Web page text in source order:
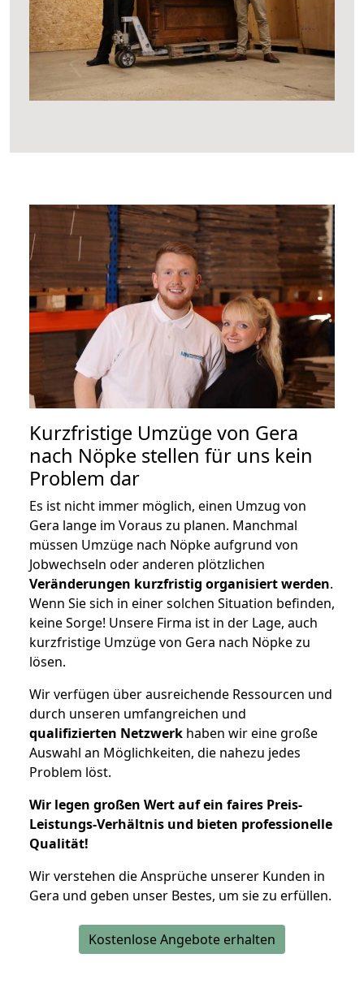
Kurzfristige Umzüge von Gera
nach Nöpke stellen für uns kein
Problem dar
Es ist nicht immer möglich, einen Umzug von
Gera lange im Voraus zu planen. Manchmal
müssen Umzüge nach Nöpke aufgrund von
Jobwechseln oder anderen plötzlichen
Veränderungen kurzfristig organisiert werden.
Wenn Sie sich in einer solchen Situation befinden,
keine Sorge! Unsere Firma ist in der Lage, auch
kurzfristige Umzüge von Gera nach Nöpke zu
lösen.
Wir verfügen über ausreichende Ressourcen und
durch unseren umfangreichen und
qualifizierten Netzwerk haben wir eine große
Auswahl an Möglichkeiten, die nahezu jedes
Problem löst.
Wir legen großen Wert auf ein faires Preis-
Leistungs-Verhältnis und bieten professionelle
Qualität!
Wir verstehen die Ansprüche unserer Kunden in
Gera und geben unser Bestes, um sie zu erfüllen.
Kostenlose Angebote erhalten